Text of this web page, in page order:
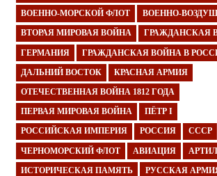
ВОЕННО-МОРСКОЙ ФЛОТ ВОЕННО-
ВТОРАЯ МИРОВАЯ ВОЙНА ГРАЖДАНСКАЯ
ГЕРМАНИЯ ГРАЖДАНСКАЯ ВОЙНА В
ДАЛЬНИЙ ВОСТОК КРАСНАЯ АРМИЯ
ОТЕЧЕСТВЕННАЯ ВОЙНА 1812 ГОДА
ПЕРВАЯ МИРОВАЯ ВОЙНА ПЁТР I
РОССИЙСКАЯ ИМПЕРИЯ РОССИЯ СССР
ЧЕРНОМОРСКИЙ ФЛОТ АВИАЦИЯ
ИСТОРИЧЕСКАЯ ПАМЯТЬ РУССКАЯ